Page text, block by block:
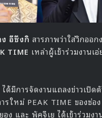
ะแสดงเพลงและเพอร์ฟอร์
ด้ดูกันค่ะ ช่วยให้ความรักกั